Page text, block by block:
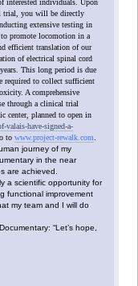
interested individuals. Upon
trial, you will be directly
extensive testing in
to promote locomotion in a
efficient translation of our
of electrical spinal cord
This long period is due
required to collect sufficient
A comprehensive
through a clinical trial
center, planned to open in
valais-have-signed-a-
towww.project-rewalk.com
journey of my
in the near
are achieved.
a scientific opportunity for
functional improvement
my team and I will do
“Let’s hope,